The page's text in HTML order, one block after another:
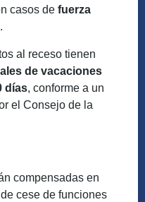
casos de fuerza
.
al receso tienen
de vacaciones
días, conforme a un
el Consejo de la
compensadas en
cese de funciones